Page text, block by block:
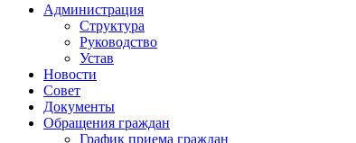
Администрация
Структура
Руководство
Устав
Новости
Совет
Документы
Обращения граждан
График приема граждан